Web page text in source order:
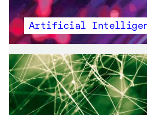
Artificial